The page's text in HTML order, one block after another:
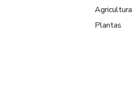
Agricultura
Plantas